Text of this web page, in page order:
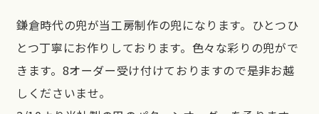
鎌倉時代の兜が当工房制作の兜になります。ひとつひ
とつ丁寧にお作りしております。色々な彩りの兜がで
きます。8オーダー受け付けておりますので是非お越
しくださいませ。